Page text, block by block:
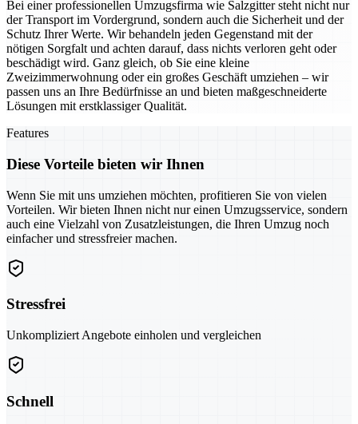
Bei einer professionellen Umzugsfirma wie Salzgitter steht nicht nur
der Transport im Vordergrund, sondern auch die Sicherheit und der
Schutz Ihrer Werte. Wir behandeln jeden Gegenstand mit der
nötigen Sorgfalt und achten darauf, dass nichts verloren geht oder
beschädigt wird. Ganz gleich, ob Sie eine kleine
Zweizimmerwohnung oder ein großes Geschäft umziehen – wir
passen uns an Ihre Bedürfnisse an und bieten maßgeschneiderte
Lösungen mit erstklassiger Qualität.
Features
Diese Vorteile bieten wir Ihnen
Wenn Sie mit uns umziehen möchten, profitieren Sie von vielen
Vorteilen. Wir bieten Ihnen nicht nur einen Umzugsservice, sondern
auch eine Vielzahl von Zusatzleistungen, die Ihren Umzug noch
einfacher und stressfreier machen.
Stressfrei
Unkompliziert Angebote einholen und vergleichen
Schnell